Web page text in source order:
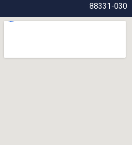
88331-030